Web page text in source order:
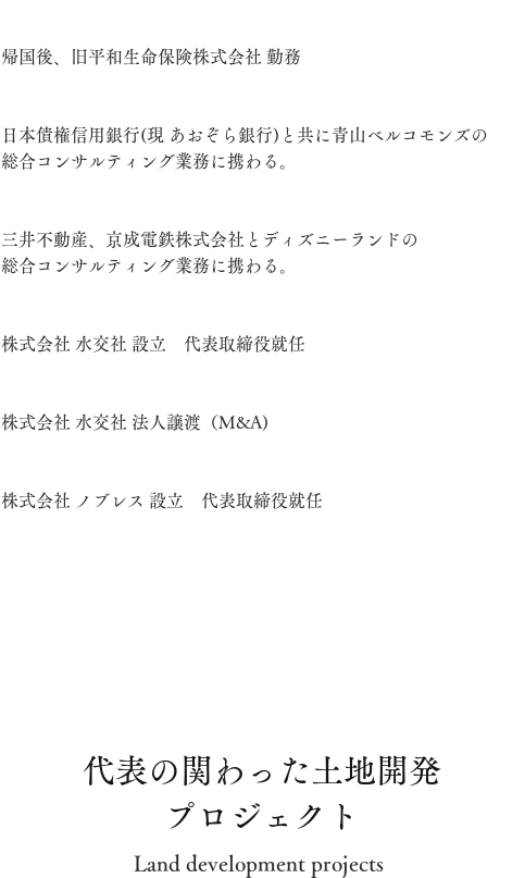
帰国後、旧平和生命保険株式会社 勤務
日本債権信用銀行(現 あおぞら銀行)と共に青山ベルコモンズの
総合コンサルティング業務に携わる。
三井不動産、京成電鉄株式会社とディズニーランドの
総合コンサルティング業務に携わる。
株式会社 水交社 設立 代表取締役就任
株式会社 水交社 法人譲渡（M&A)
株式会社 ノブレス 設立 代表取締役就任
代表の関わった土地開発
プロジェクト
Land development projects